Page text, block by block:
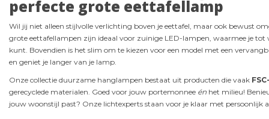
perfecte grote eettafellamp
Wil jij niet alleen stijlvolle verlichting boven je eettafel, maar ook bewust
grote eettafellampen zijn ideaal voor zuinige LED-lampen, waarmee je tot
kunt. Bovendien is het slim om te kiezen voor een model met een
en geniet je langer van je lamp.
Onze collectie duurzame hanglampen bestaat uit producten die vaak
gerecyclede materialen. Goed voor jouw portemonnee én het milieu!
jouw woonstijl past? Onze lichtexperts staan voor je klaar met persoonlijk